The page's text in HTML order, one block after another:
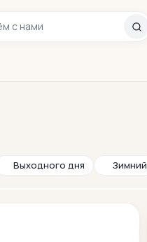
с нами
Выходного дня Зимний